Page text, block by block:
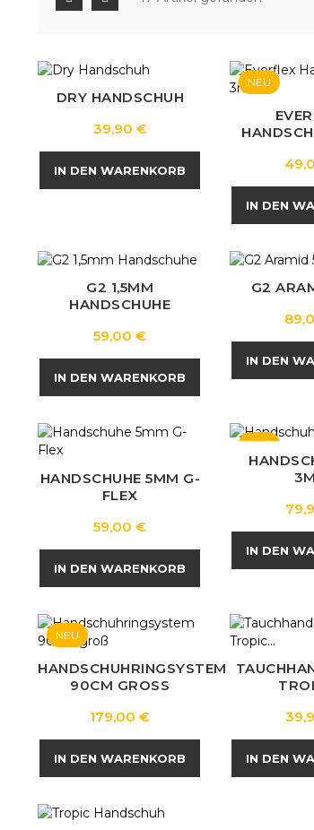
DRY HANDSCHUH
Preis
39,90 €
IN DEN WARENKORB
NEU
IN DEN
G2 1,5MM
HANDSCHUHE
Preis
59,00 €
IN DEN WARENKORB
G2
IN DEN
HANDSCHUHE 5MM G-
FLEX
Preis
59,00 €
IN DEN WARENKORB
NEU
IN DEN
NEU
HANDSCHUHRINGSYSTEM
90CM GROSS
Preis
179,00 €
IN DEN WARENKORB IN DEN